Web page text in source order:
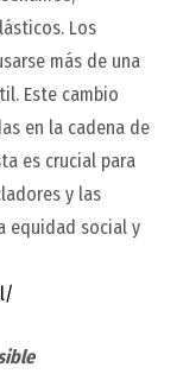
Los
más de una
Este cambio
en la cadena de
es crucial para
y las
equidad social y